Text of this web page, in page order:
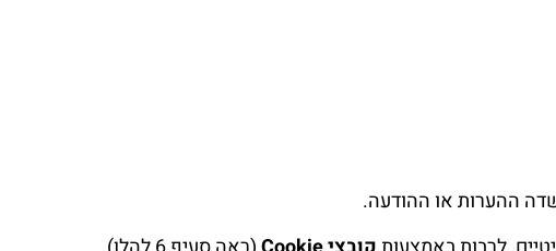
ההערות או ההודעה.